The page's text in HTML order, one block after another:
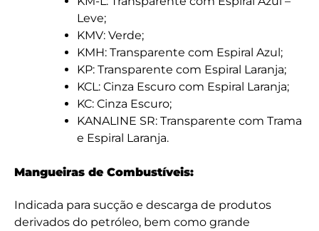
Leve;
KMV: Verde;
KMH: Transparente com Espiral Azul;
KP: Transparente com Espiral Laranja;
KCL: Cinza Escuro com Espiral Laranja;
KC: Cinza Escuro;
KANALINE SR: Transparente com Trama
e Espiral Laranja.
Mangueiras de Combustíveis:
Indicada para sucção e descarga de produtos
derivados do petróleo, bem como grande